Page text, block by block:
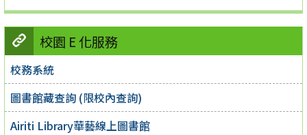
校園 E 化服務
校務系統
圖書館藏查詢 (限校內查詢)
Airiti Library華藝線上圖書館